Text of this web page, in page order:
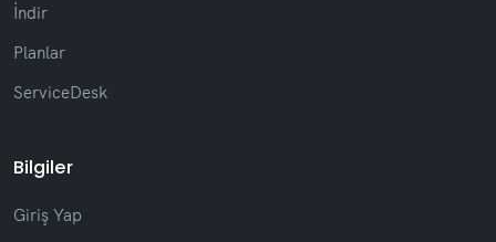
İndir
Planlar
ServiceDesk
Bilgiler
Giriş Yap